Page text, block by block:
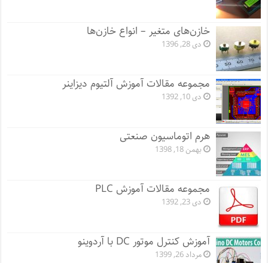
خازن‌های متغیر – انواع خازن‌ها
دی 28, 1396
مجموعه مقالات آموزش آلتیوم دیزاینر
دی 10, 1392
هرم اتوماسیون صنعتی
بهمن 18, 1398
مجموعه مقالات آموزش PLC
دی 23, 1392
آموزش کنترل موتور DC با آردوینو
مرداد 26, 1399